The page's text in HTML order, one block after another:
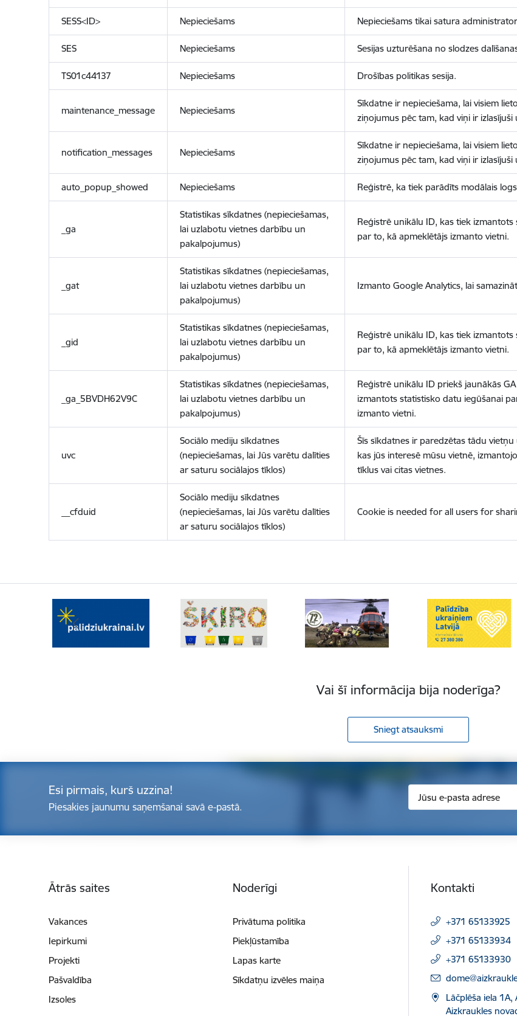
SESS<ID> Nepieciešams Nepieciešams tikai satura
SES Nepieciešams Sesijas uzturēšana no slodzes
TS01c44137 Nepieciešams Drošības politikas sesija.
maintenance_message Nepieciešams
Sīkdatne ir nepieciešama, lai visiem
ziņojumus pēc tam, kad viņi ir izlasījuši
notification_messages Nepieciešams
Sīkdatne ir nepieciešama, lai visiem
ziņojumus pēc tam, kad viņi ir izlasījuši
auto_popup_showed Nepieciešams Reģistrē, ka tiek parādīts modālais
_ga
Statistikas sīkdatnes (nepieciešamas,
lai uzlabotu vietnes darbību un
pakalpojumus)
Reģistrē unikālu ID, kas tiek
par to, kā apmeklētājs izmanto vietni.
_gat
Statistikas sīkdatnes (nepieciešamas,
lai uzlabotu vietnes darbību un
pakalpojumus)
Izmanto Google Analytics, lai
_gid
Statistikas sīkdatnes (nepieciešamas,
lai uzlabotu vietnes darbību un
pakalpojumus)
Reģistrē unikālu ID, kas tiek
par to, kā apmeklētājs izmanto vietni.
_ga_5BVDH62V9C
Statistikas sīkdatnes (nepieciešamas,
lai uzlabotu vietnes darbību un
pakalpojumus)
Reģistrē unikālu ID priekš jaunākās
izmantots statistisko datu iegūšanai
izmanto vietni.
uvc
Sociālo mediju sīkdatnes
(nepieciešamas, lai Jūs varētu dalīties
ar saturu sociālajos tīklos)
Šīs sīkdatnes ir paredzētas tādu
kas jūs interesē mūsu vietnē,
tīklus vai citas vietnes.
__cfduid
Sociālo mediju sīkdatnes
(nepieciešamas, lai Jūs varētu dalīties
ar saturu sociālajos tīklos)
Cookie is needed for all users for
Vai šī informācija bija noderīga?
Sniegt atsauksmi
Esi pirmais, kurš uzzina!
Piesakies jaunumu saņemšanai savā e-pastā.
Ātrās saites
Vakances
Iepirkumi
Projekti
Pašvaldība
Izsoles
Noderīgi
Privātuma politika
Piekļūstamība
Lapas karte
Sīkdatņu izvēles maiņa
Kontakti
+371 65133925
+371 65133934
+371 65133930
E-pasts:
Lāčplēša iela 1A,
Aizkraukles